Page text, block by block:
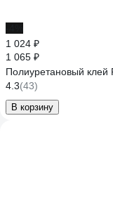
1 024 ₽
1 065 ₽
Полиуретановый
4.3(43)
В корзину